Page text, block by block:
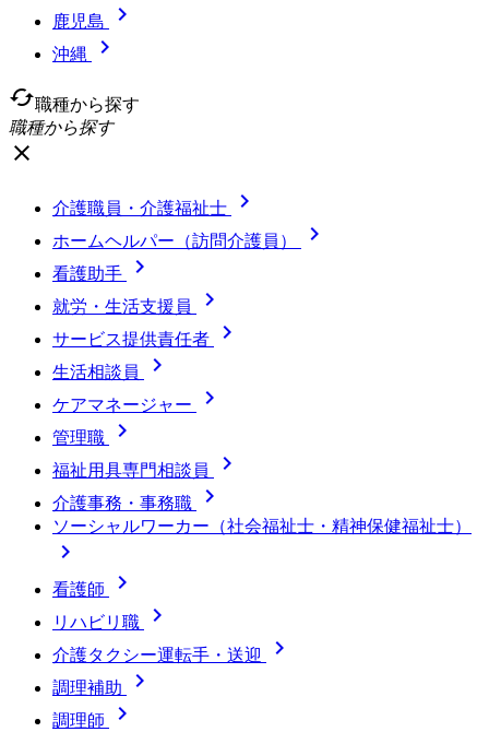
鹿児島 
沖縄

cached職種から探す
職種から探す
close
介護職員・介護福祉士 
ホームヘルパー（訪問介護員） 
看護助手 
就労・生活支援員 
サービス提供責任者 
生活相談員 
ケアマネージャー 
管理職 
福祉用具専門相談員 
介護事務・事務職 
ソーシャルワーカー（社会福祉士・精神保健福祉士）

看護師 
リハビリ職 
介護タクシー運転手・送迎 
調理補助 
調理師 